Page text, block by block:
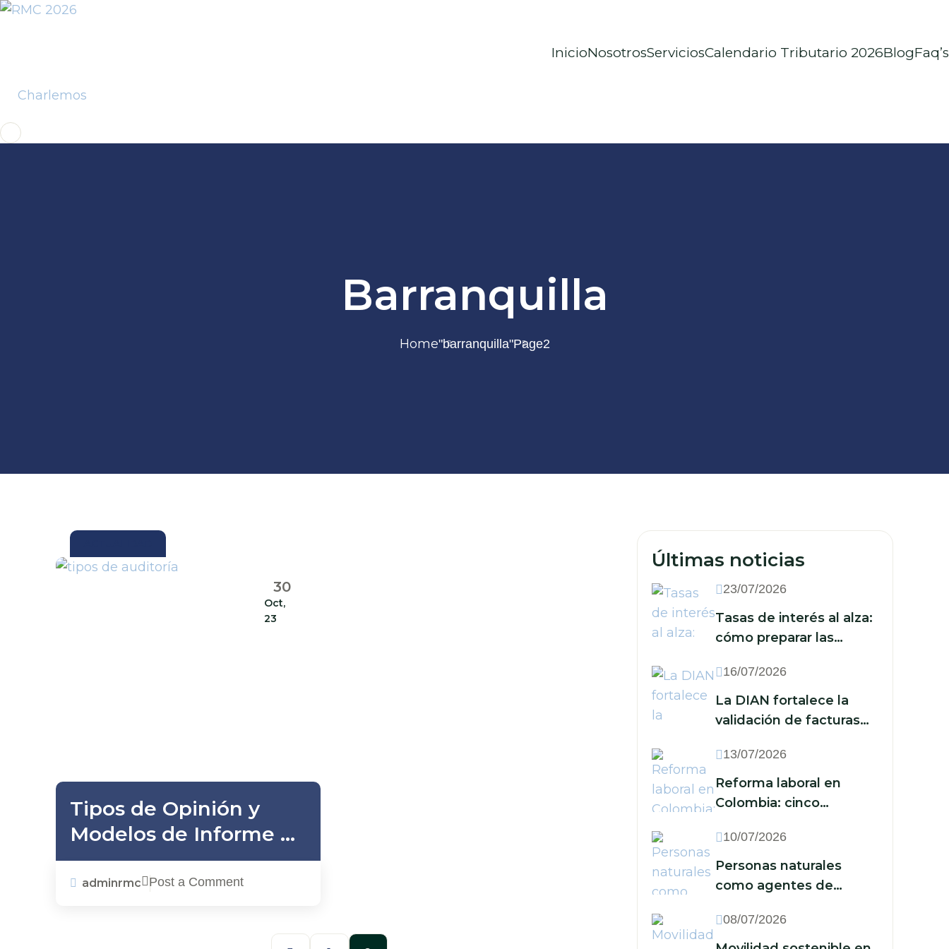
InicioNosotrosServiciosCalendario Tributario 2026BlogFaq’s
Charlemos
Barranquilla
Home"barranquilla"Page2
30
Oct,
23
Tipos de Opinión y
Modelos de Informe de
Auditoría
adminrmc Post a Comment
Últimas noticias
23/07/2026
Tasas de interés al alza:
cómo preparar las
ante un nuevo escenario
económico
16/07/2026
La DIAN fortalece la
validación de facturas
implica para las
empresas?
13/07/2026
Reforma laboral en
Colombia: cinco
empresas deben
implementar frente a la
reducción de la jornada
10/07/2026
Personas naturales
como agentes de
obligadas y qué deben
hacer
08/07/2026